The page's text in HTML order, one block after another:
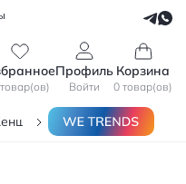
Профиль
Войти
Корзина
0 товар(ов)
Мужчинам